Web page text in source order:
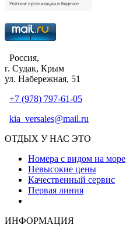
Россия,
г. Судак, Крым
ул. Набережная, 51
+7 (978) 797-61-05
kia_versales@mail.ru
ОТДЫХ У НАС ЭТО
Номера с видом на море
Невысокие цены
Качественный сервис
Первая линия
ИНФОРМАЦИЯ